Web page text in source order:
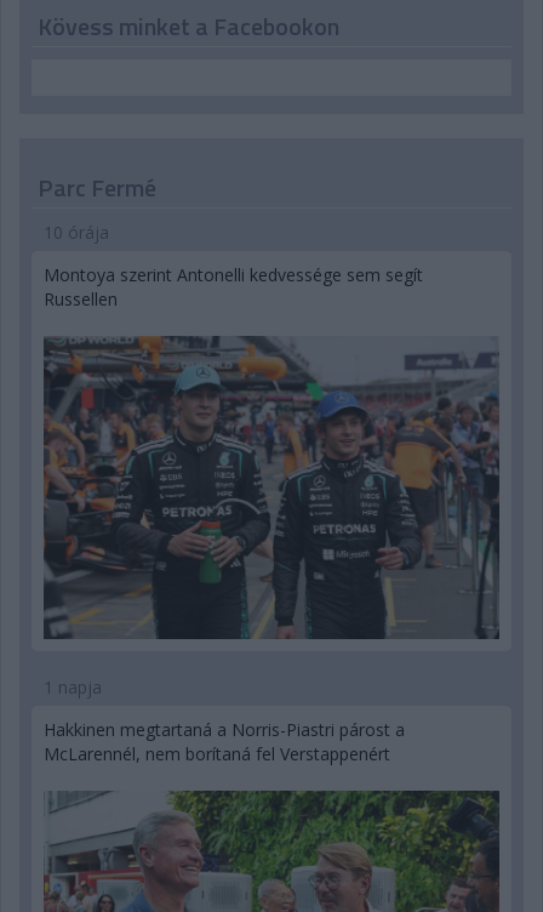
Kövess minket a Facebookon
Parc Fermé
10 órája
Montoya szerint Antonelli kedvessége sem segít
Russellen
1 napja
Hakkinen megtartaná a Norris-Piastri párost a
McLarennél, nem borítaná fel Verstappenért